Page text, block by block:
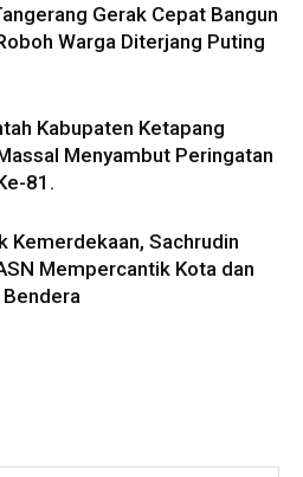
Gerak Cepat Bangun
Warga Diterjang Puting
Kabupaten Ketapang
Menyambut Peringatan
81.
Kemerdekaan, Sachrudin
Mempercantik Kota dan